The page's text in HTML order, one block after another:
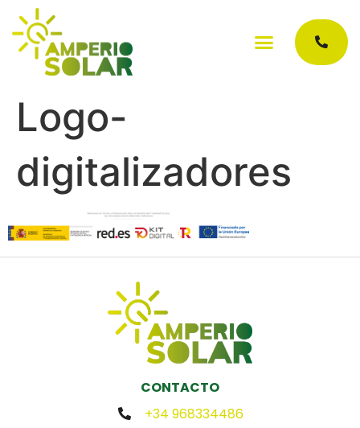
Logo-
digitalizadores
CONTACTO
+34 968334486